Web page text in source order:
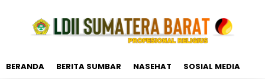
BERANDA BERITA SUMBAR NASEHAT SOSIAL MEDIA